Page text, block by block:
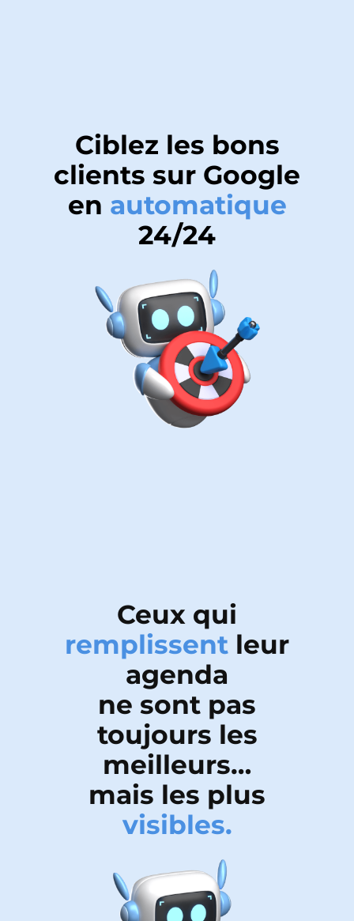
Ciblez les bons
clients sur Google
en automatique
24/24
Ceux qui
remplissent leur
agenda
ne sont pas
toujours les
meilleurs…
mais les plus
visibles.